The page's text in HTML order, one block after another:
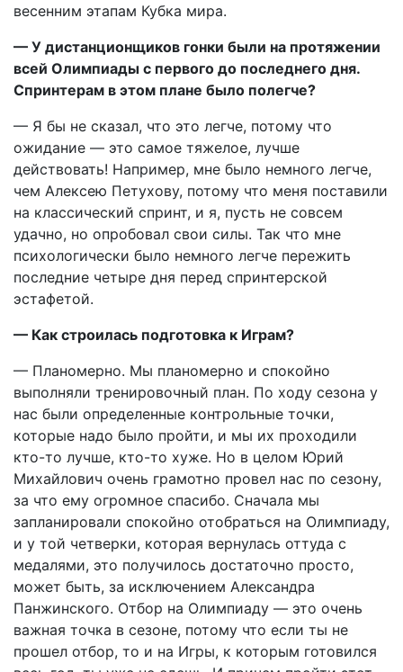
весенним этапам Кубка мира.
— У дистанционщиков гонки были на протяжении
всей Олимпиады с первого до последнего дня.
Спринтерам в этом плане было полегче?
— Я бы не сказал, что это легче, потому что
ожидание — это самое тяжелое, лучше
действовать! Например, мне было немного легче,
чем Алексею Петухову, потому что меня поставили
на классический спринт, и я, пусть не совсем
удачно, но опробовал свои силы. Так что мне
психологически было немного легче пережить
последние четыре дня перед спринтерской
эстафетой.
— Как строилась подготовка к Играм?
— Планомерно. Мы планомерно и спокойно
выполняли тренировочный план. По ходу сезона у
нас были определенные контрольные точки,
которые надо было пройти, и мы их проходили
кто-то лучше, кто-то хуже. Но в целом Юрий
Михайлович очень грамотно провел нас по сезону,
за что ему огромное спасибо. Сначала мы
запланировали спокойно отобраться на Олимпиаду,
и у той четверки, которая вернулась оттуда с
медалями, это получилось достаточно просто,
может быть, за исключением Александра
Панжинского. Отбор на Олимпиаду — это очень
важная точка в сезоне, потому что если ты не
прошел отбор, то и на Игры, к которым готовился